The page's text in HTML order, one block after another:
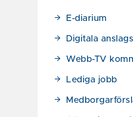
E-diarium
Digitala
Webb-TV
Lediga jobb